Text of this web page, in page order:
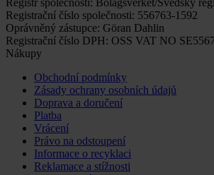
Registr společností: Bolagsverket/Švédský
Registrační číslo společnosti: 556763-1592
Oprávněný zástupce: Göran Dahlin
Registrační číslo DPH: OSS VAT NO
Nákupy
Obchodní podmínky
Zásady ochrany osobních údajů
Doprava a doručení
Platba
Vrácení
Právo na odstoupení
Informace o recyklaci
Reklamace a stížnosti